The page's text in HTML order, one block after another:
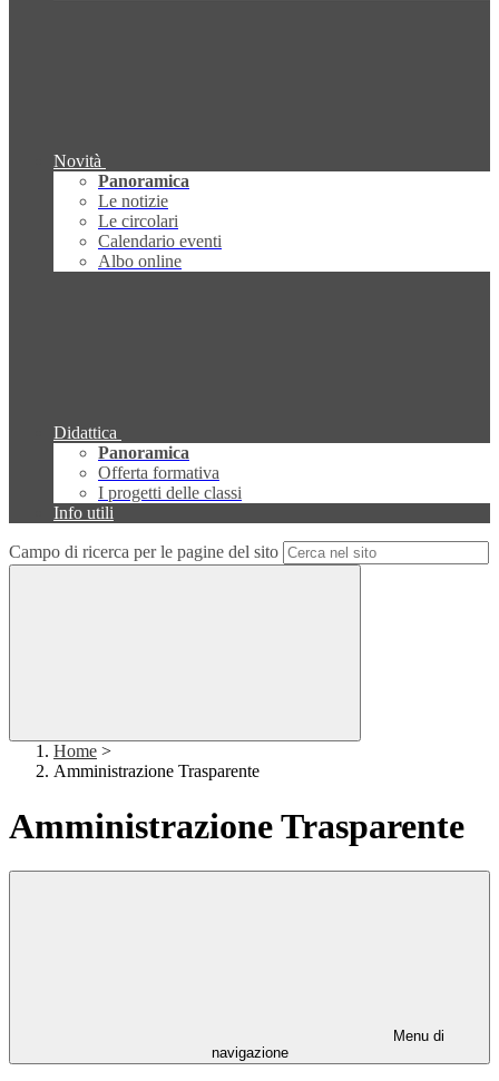
Novità
Panoramica
Le notizie
Le circolari
Calendario eventi
Albo online
Didattica
Panoramica
Offerta formativa
I progetti delle classi
Info utili
Campo di ricerca per le pagine del sito
Home >
Amministrazione Trasparente
Amministrazione Trasparente
Menu di
navigazione